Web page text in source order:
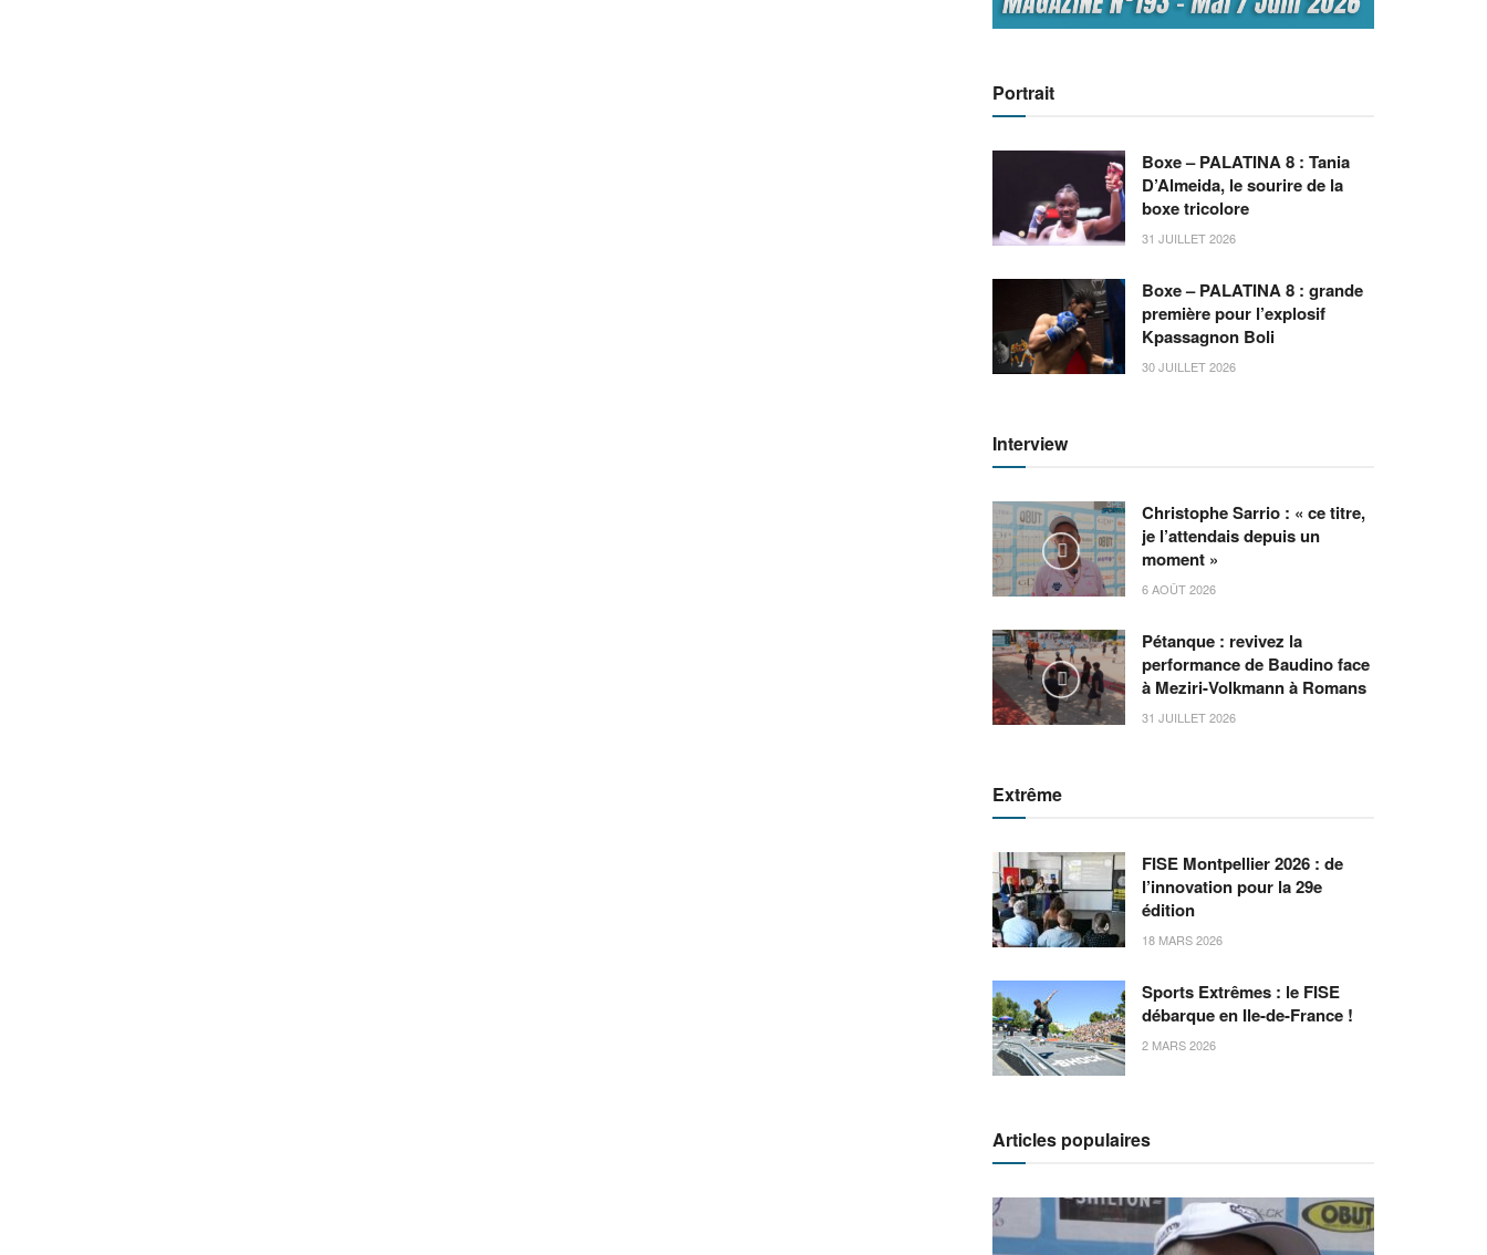
Portrait
Boxe – PALATINA 8 : Tania
D’Almeida, le sourire de la
boxe tricolore
31 JUILLET 2026
Boxe – PALATINA 8 : grande
première pour l’explosif
Kpassagnon Boli
30 JUILLET 2026
Interview
Christophe Sarrio : « ce titre,
je l’attendais depuis un
moment »
6 AOÛT 2026
Pétanque : revivez la
performance de Baudino face
à Meziri-Volkmann à Romans
31 JUILLET 2026
Extrême
FISE Montpellier 2026 : de
l’innovation pour la 29e
édition
18 MARS 2026
Sports Extrêmes : le FISE
débarque en Ile-de-France !
2 MARS 2026
Articles populaires